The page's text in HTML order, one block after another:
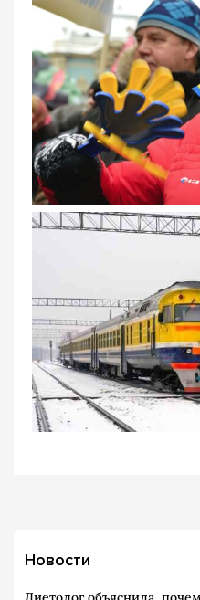
Новости